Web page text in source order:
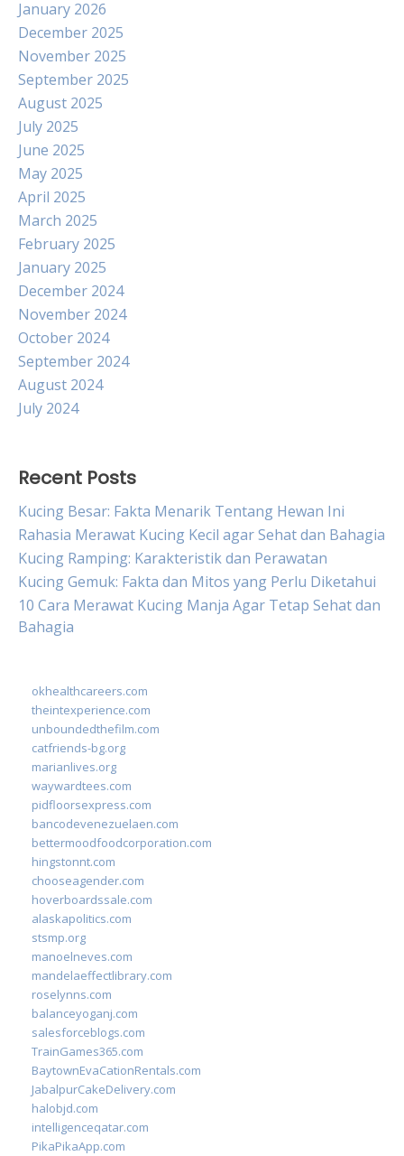
January 2026
December 2025
November 2025
September 2025
August 2025
July 2025
June 2025
May 2025
April 2025
March 2025
February 2025
January 2025
December 2024
November 2024
October 2024
September 2024
August 2024
July 2024
Recent Posts
Kucing Besar: Fakta Menarik Tentang Hewan Ini
Rahasia Merawat Kucing Kecil agar Sehat dan Bahagia
Kucing Ramping: Karakteristik dan Perawatan
Kucing Gemuk: Fakta dan Mitos yang Perlu Diketahui
10 Cara Merawat Kucing Manja Agar Tetap Sehat dan
Bahagia
okhealthcareers.com
theintexperience.com
unboundedthefilm.com
catfriends-bg.org
marianlives.org
waywardtees.com
pidfloorsexpress.com
bancodevenezuelaen.com
bettermoodfoodcorporation.com
hingstonnt.com
chooseagender.com
hoverboardssale.com
alaskapolitics.com
stsmp.org
manoelneves.com
mandelaeffectlibrary.com
roselynns.com
balanceyoganj.com
salesforceblogs.com
TrainGames365.com
BaytownEvaCationRentals.com
JabalpurCakeDelivery.com
halobjd.com
intelligenceqatar.com
PikaPikaApp.com